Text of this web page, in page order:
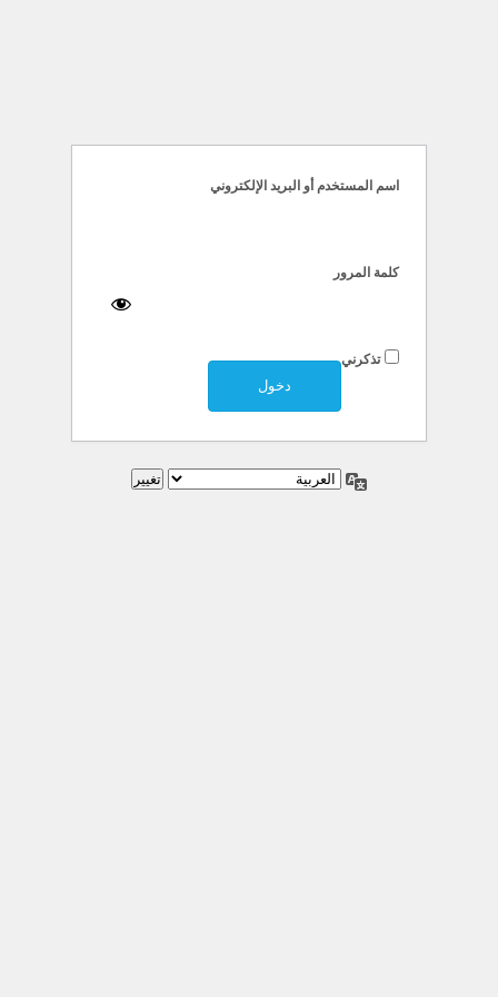
اسم المستخدم أو البريد الإلكتروني
كلمة المرور
تذكرني
اللغة